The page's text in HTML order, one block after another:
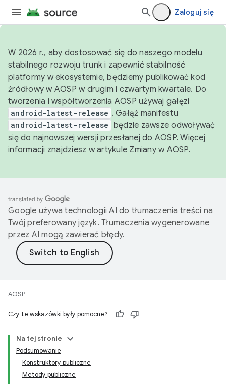
Zaloguj się
W 2026 r., aby dostosować się do naszego modelu
stabilnego rozwoju trunk i zapewnić stabilność
platformy w ekosystemie, będziemy publikować kod
źródłowy w AOSP w drugim i czwartym kwartale. Do
tworzenia i współtworzenia AOSP używaj gałęzi
android-latest-release . Gałąź manifestu
android-latest-release będzie zawsze odwoływać
się do najnowszej wersji przesłanej do AOSP. Więcej
informacji znajdziesz w artykule Zmiany w AOSP.
Google używa technologii AI do tłumaczenia treści na
Twój preferowany język. Tłumaczenia wygenerowane
przez AI mogą zawierać błędy.
AOSP
Czy te wskazówki były pomocne?
Na tej stronie
Podsumowanie
Konstruktory publiczne
Metody publiczne